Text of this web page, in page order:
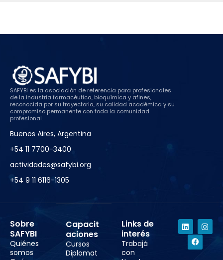
SAFYBI es la asociación de referencia para profesionales
de la industria farmacéutica, bioquímica y afines,
reconocida por su trayectoria, su calidad académica y su
compromiso permanente con toda la comunidad
profesional.
Buenos Aires, Argentina
+54 11 7700-3400
actividades@safybi.org
+54 9 11 6116-1305
Sobre
SAFYBI
Quiénes
somos
Capacit
aciones
Cursos
Diplomat
Links de
interés
Trabajá
con